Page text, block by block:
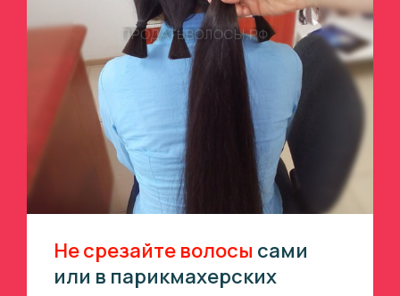
Не срезайте волосы сами
или в парикмахерских